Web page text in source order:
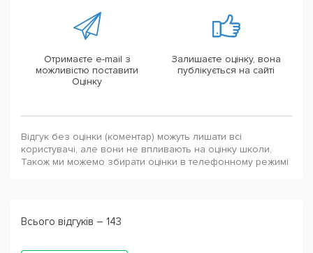
Отримаєте e-mail з
можливістю поставити
Оцінку
Залишаєте оцінку, вона
публікується на сайті
Відгук без оцінки (коментар) можуть лишати всі
користувачі, але вони не впливають на оцінку школи,
Також ми можемо збирати оцінки в телефонному режимі
Всього відгуків – 143